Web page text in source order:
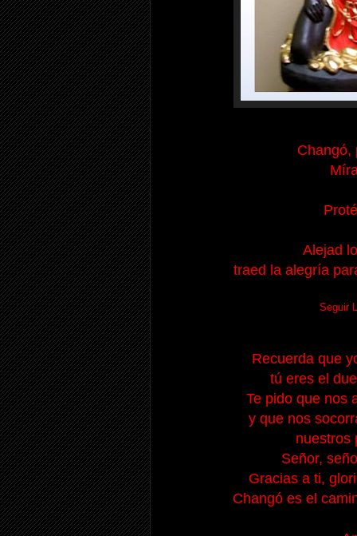
Changó,
Alejad
traed la alegría
Seguir
Recuerda que
tú eres el
Te pido que nos
y que nos
nuestros
Señor,
Gracias a ti,
Changó es el